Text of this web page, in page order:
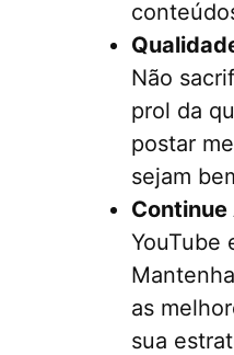
Não
prol da
postar
sejam
YouTube
as
sua